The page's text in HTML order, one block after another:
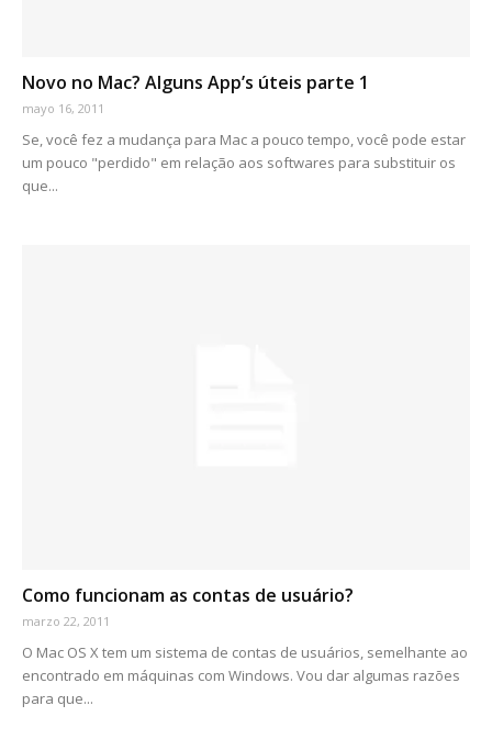
Novo no Mac? Alguns App’s úteis parte 1
mayo 16, 2011
Se, você fez a mudança para Mac a pouco tempo, você pode estar
um pouco "perdido" em relação aos softwares para substituir os
que...
Como funcionam as contas de usuário?
marzo 22, 2011
O Mac OS X tem um sistema de contas de usuários, semelhante ao
encontrado em máquinas com Windows. Vou dar algumas razões
para que...